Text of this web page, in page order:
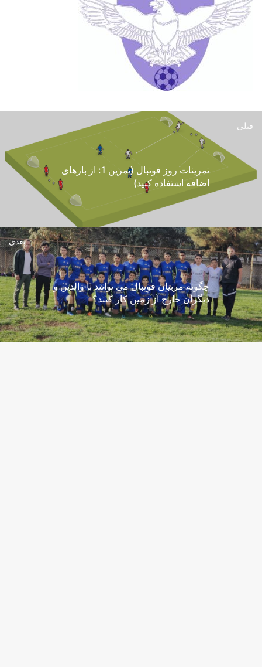
قبلی
تمرینات روز فوتبال (تمرین 1: از بارهای
اضافه استفاده کنید)
بعدی
چگونه مربیان فوتبال می توانند با والدین و
دیگران خارج از زمین کار کنند؟